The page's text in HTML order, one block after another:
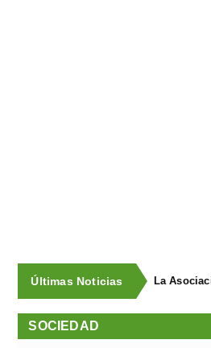
Últimas Noticias
SOCIEDAD